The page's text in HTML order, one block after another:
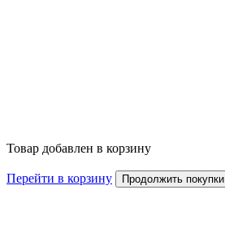
Товар добавлен в корзину
Перейти в корзину Продолжить покупки